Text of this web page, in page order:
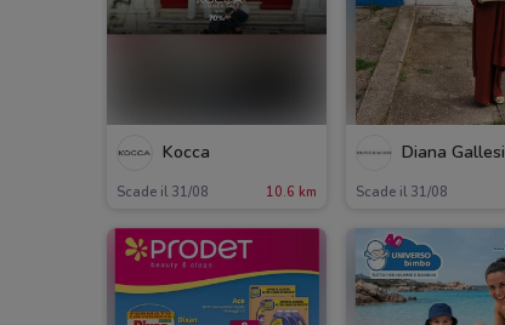
Kocca
Scade il 31/08 10.6 km
Diana Gallesi
Scade il 31/08